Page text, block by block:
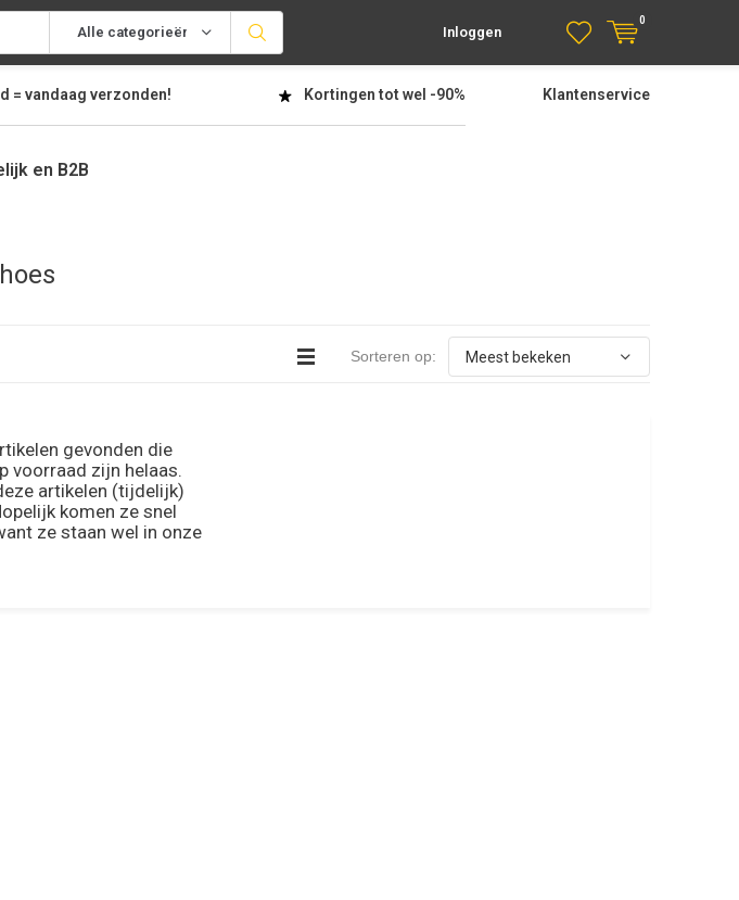
Alle categorieën Inloggen
0
= vandaag verzonden! Kortingen tot wel -90% Klantenservice
en B2B
Sorteren op:
gevonden die
voorraad zijn helaas.
artikelen (tijdelijk)
komen ze snel
ze staan wel in onze